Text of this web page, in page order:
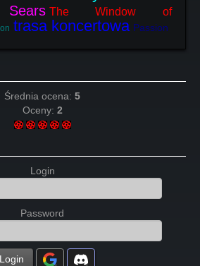
The Window of
trasa koncertowa Passion
Średnia ocena: 5
Oceny: 2
Login
Password
Login